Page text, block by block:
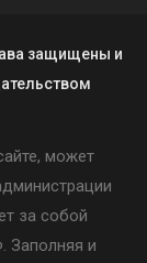
защищены и
может
за собой
Заполняя и